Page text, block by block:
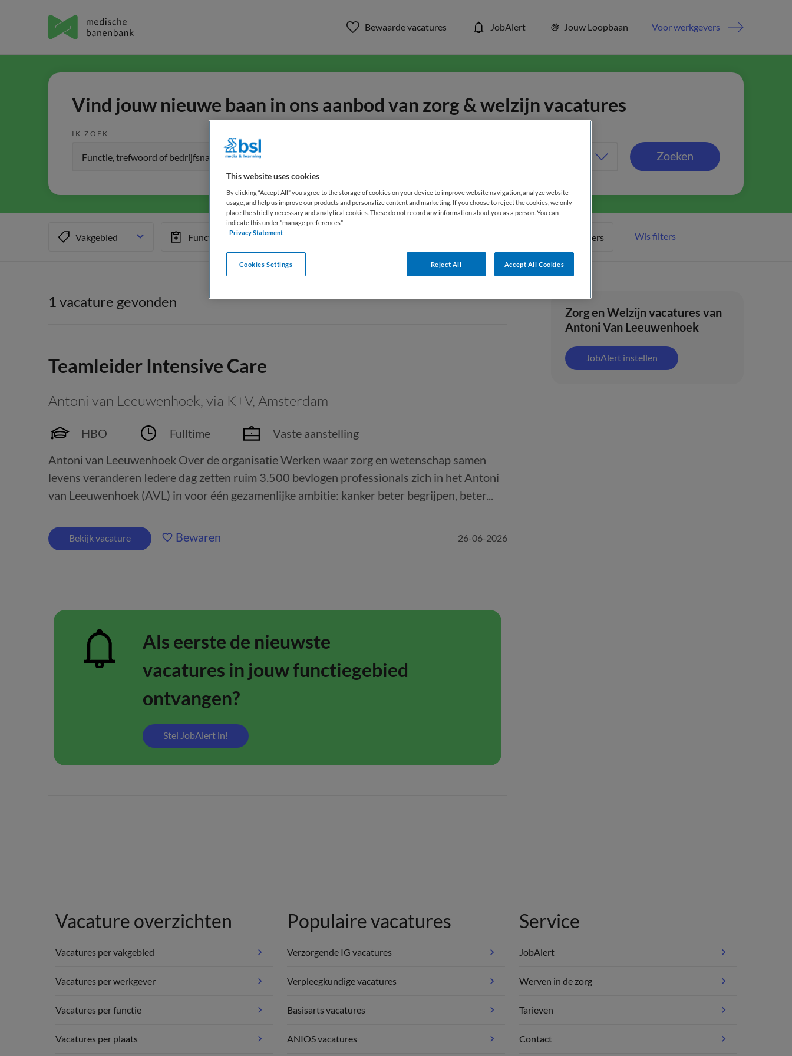
Bewaarde vacatures JobAlert Jouw Loopbaan Voor werkgevers
Vind jouw nieuwe baan in ons aanbod van zorg & welzijn vacatures
IK ZOEK
Zoeken
Vakgebied Functiegebied Meer filters Wis filters
Zorg en Welzijn vacatures van
Antoni Van Leeuwenhoek
JobAlert instellen
1 vacature gevonden
Teamleider Intensive Care
Antoni van Leeuwenhoek, via K+V, Amsterdam
HBO Fulltime
Vaste aanstelling
Antoni van Leeuwenhoek Over de organisatie Werken waar zorg en wetenschap samen
levens veranderen Iedere dag zetten ruim 3.500 bevlogen professionals zich in het Antoni
van Leeuwenhoek (AVL) in voor één gezamenlijke ambitie: kanker beter begrijpen, beter...
Bekijk vacature Bewaren 26-06-2026
Als eerste de nieuwste
vacatures in jouw functiegebied
ontvangen?
Stel JobAlert in!
Vacature overzichten
Vacatures per vakgebied
Vacatures per werkgever
Vacatures per functie
Vacatures per plaats
Populaire vacatures
Verzorgende IG vacatures
Verpleegkundige vacatures
Basisarts vacatures
ANIOS vacatures
Service
JobAlert
Werven in de zorg
Tarieven
Contact
This website uses cookies
By clicking “Accept All” you agree to the storage of cookies on your device to improve website navigation, analyze website
usage, and help us improve our products and personalize content and marketing. If you choose to reject the cookies, we only
place the strictly necessary and analytical cookies. These do not record any information about you as a person. You can
indicate this under "manage preferences"
Privacy Statement
Reject All Accept All Cookies
Cookies Settings